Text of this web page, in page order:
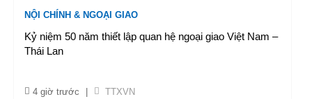
NỘI CHÍNH & NGOẠI GIAO
Kỷ niệm 50 năm thiết lập quan hệ ngoại giao Việt Nam –
Thái Lan
4 giờ trước TTXVN